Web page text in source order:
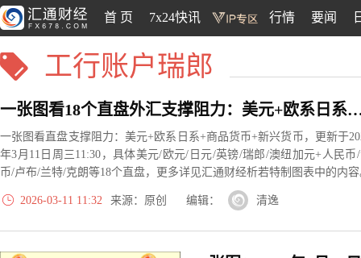
首 页 7x24快讯 行情 要闻
工行账户瑞郎
一张图看18个直盘外汇支撑阻力：美元+欧系日系+商品
一张图看直盘支撑阻力：美元+欧系日系+商品货币+新兴货币，更新于
年3月11日周三11:30，具体美元/欧元/日元/英镑/瑞郎/澳纽加元+人民币
币/卢布/兰特/克朗等18个直盘，更多详见汇通财经析若特制图表中的内
2026-03-11 11:32 来源：原创 编辑： 清逸